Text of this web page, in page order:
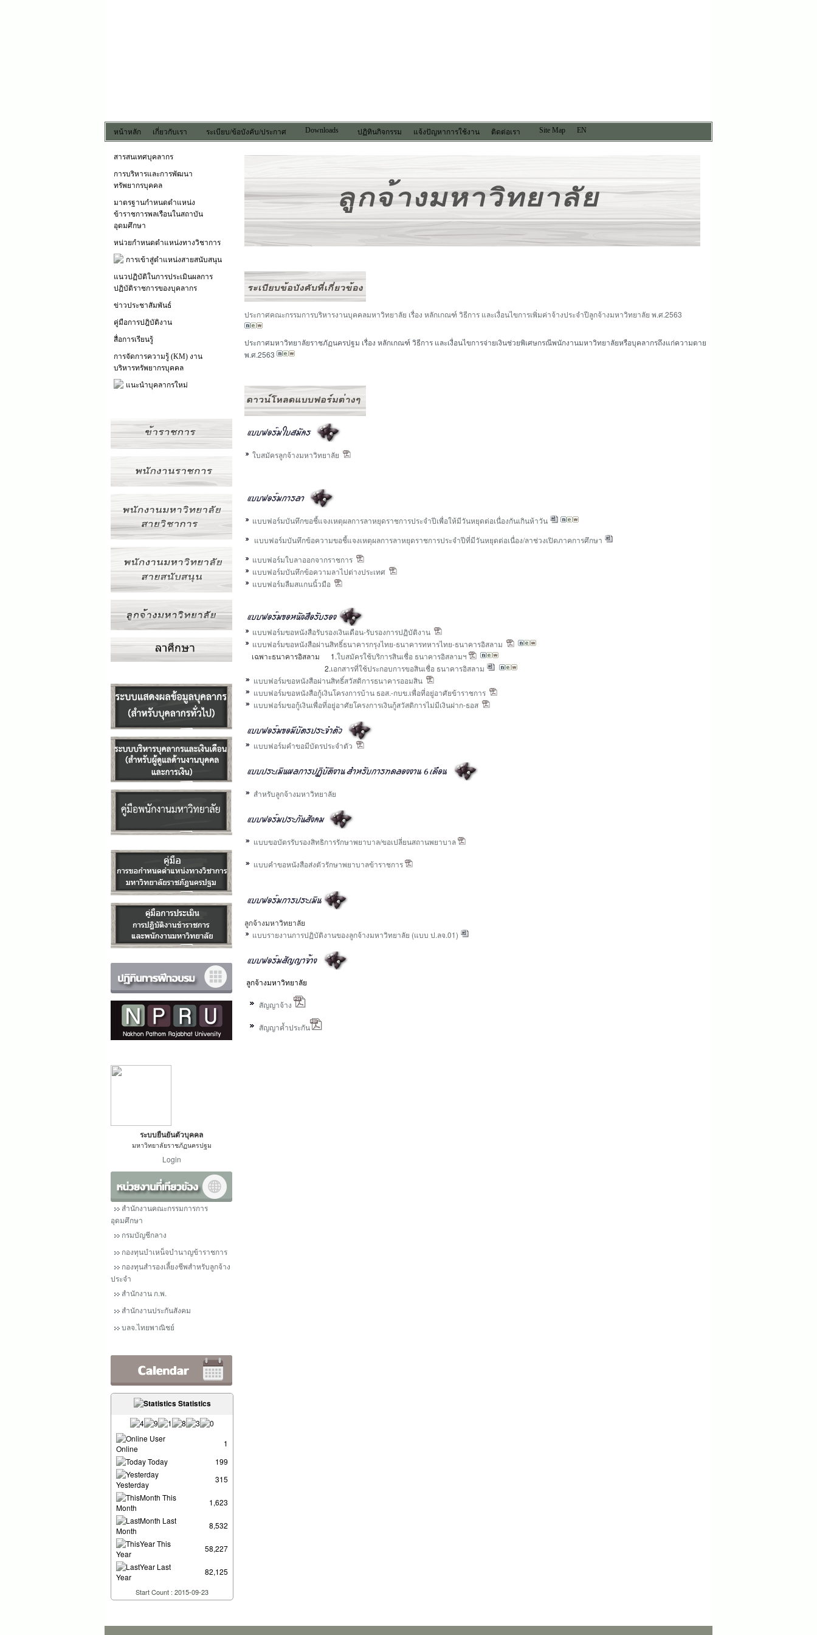
หน้าหลัก เกี่ยวกับเรา ระเบียบ/ข้อบังคับ/ประกาศ Downloads ปฏิทินกิจกรรม แจ้งปัญหาการใช้งาน ติดต่อเรา Site Map EN
สารสนเทศบุคลากร
การบริหารและการพัฒนา
ทรัพยากรบุคคล
มาตรฐานกำหนดตำแหน่ง
ข้าราชการพลเรือนในสถาบัน
อุดมศึกษา
หน่วยกำหนดตำแหน่งทางวิชาการ
การเข้าสู่ตำแหน่งสายสนับสนุน
แนวปฏิบัติในการประเมินผลการ
ปฏิบัติราชการของบุคลากร
ข่าวประชาสัมพันธ์
คู่มือการปฎิบัติงาน
สื่อการเรียนรู้
การจัดการความรู้ (KM) งาน
บริหารทรัพยากรบุคคล
แนะนำบุคลากรใหม่
ระบบยืนยันตัวบุคคล
มหาวิทยาลัยราชภัฏนครปฐม
Login
สำนักงานคณะกรรมการการ
อุดมศึกษา
กรมบัญชีกลาง
กองทุนบำเหน็จบำนาญข้าราชการ
กองทุนสำรองเลี้ยงชีพสำหรับลูกจ้าง
ประจำ
สำนักงาน ก.พ.
สำนักงานประกันสังคม
บลจ.ไทยพาณิชย์
Statistics
User
Online
1
Today
199
Yesterday
315
This
Month
1,623
Last
Month
8,532
This
Year
58,227
Last
Year
82,125
Start Count : 2015-09-23
ประกาศคณะกรรมการบริหารงานบุคคลมหาวิทยาลัย เรื่อง หลักเกณฑ์ วิธีการ และเงื่อนไขการเพิ่มค่าจ้างประจำปีลูกจ้างมหาวิทยาลัย พ.ศ.2563
ประกาศมหาวิทยาลัยราชภัฏนครปฐม เรื่อง หลักเกณฑ์ วิธีการ และเงื่อนไขการจ่ายเงินช่วยพิเศษกรณีพนักงานมหาวิทยาลัยหรือบุคลากรถึงแก่ความตาย
พ.ศ.2563
ใบสมัครลูกจ้างมหาวิทยาลัย
แบบฟอร์มบันทึกขอชี้แจงเหตุผลการลาหยุดราชการประจำปีเพื่อให้มีวันหยุดต่อเนื่องกันเกินห้าวัน
แบบฟอร์มบันทึกข้อความขอชี้แจงเหตุผลการลาหยุดราชการประจำปีที่มีวันหยุดต่อเนื่อง/ลาช่วงเปิดภาคการศึกษา
แบบฟอร์มใบลาออกจากราชการ
แบบฟอร์มบันทึกข้อความลาไปต่างประเทศ
แบบฟอร์มลืมสแกนนิ้วมือ
แบบฟอร์มขอหนังสือรับรองเงินเดือน-รับรองการปฏิบัติงาน
แบบฟอร์มขอหนังสือผ่านสิทธิ์ธนาคารกรุงไทย-ธนาคารทหารไทย-ธนาคารอิสลาม
เฉพาะธนาคารอิสลาม 1.ใบสมัครใช้บริการสินเชื่อ ธนาคารอิสลามฯ
2.เอกสารที่ใช้ประกอบการขอสินเชื่อ ธนาคารอิสลาม
แบบฟอร์มขอหนังสือผ่านสิทธิ์สวัสดิการธนาคารออมสิน
แบบฟอร์มขอหนังสือกู้เงินโครงการบ้าน ธอส.-กบข.เพื่อที่อยู่อาศัยข้าราชการ
แบบฟอร์มขอกู้เงินเพื่อที่อยู่อาศัยโครงการเงินกู้สวัสดิการไม่มีเงินฝาก-ธอส
แบบฟอร์มคำขอมีบัตรประจำตัว
สำหรับลูกจ้างมหาวิทยาลัย
แบบขอบัตรรับรองสิทธิการรักษาพยาบาล/ขอเปลี่ยนสถานพยาบาล
แบบคำขอหนังสือส่งตัวรักษาพยาบาลข้าราชการ
ลูกจ้างมหาวิทยาลัย
แบบรายงานการปฏิบัติงานของลูกจ้างมหาวิทยาลัย (แบบ ป.ลจ.01)
ลูกจ้างมหาวิทยาลัย
สัญญาจ้าง
สัญญาค้ำประกัน